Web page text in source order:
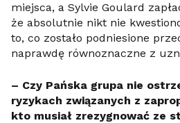
miejsca, a Sylvie Goulard
że absolutnie nikt nie
to, co zostało podniesione
naprawdę równoznaczne z
– Czy Pańska grupa nie
ryzykach związanych z
kto musiał zrezygnować ze